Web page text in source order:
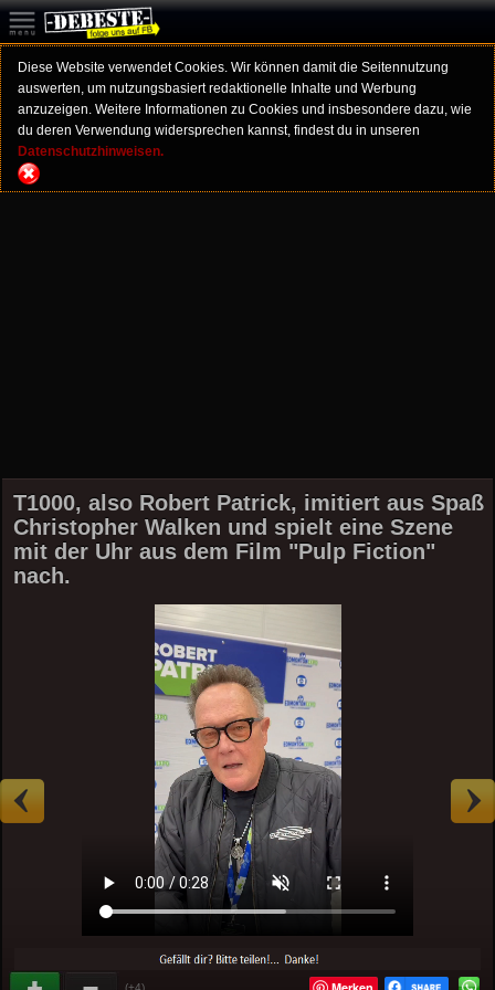
Diese Website verwendet Cookies. Wir können damit die Seitennutzung
auswerten, um nutzungsbasiert redaktionelle Inhalte und Werbung
anzuzeigen. Weitere Informationen zu Cookies und insbesondere dazu, wie
du deren Verwendung widersprechen kannst, findest du in unseren
Datenschutzhinweisen.
T1000, also Robert Patrick, imitiert aus Spaß
Christopher Walken und spielt eine Szene
mit der Uhr aus dem Film "Pulp Fiction"
nach.
(+4)